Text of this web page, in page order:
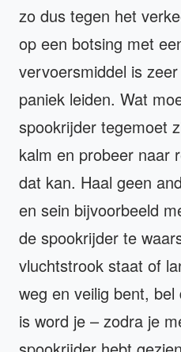
zo dus tegen het
op een botsing met
vervoersmiddel is
paniek leiden. Wat
spookrijder tegemoet
kalm en probeer naar
dat kan. Haal geen
en sein bijvoorbeeld
de spookrijder te
vluchtstrook staat of
weg en veilig bent,
is word je – zodra je